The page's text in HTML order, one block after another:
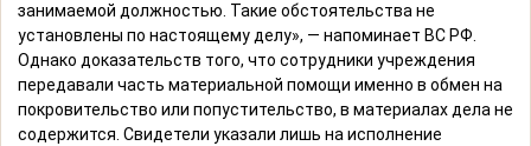
занимаемой должностью. Такие обстоятельства не
установлены по настоящему делу», — напоминает ВС РФ.
Однако доказательств того, что сотрудники учреждения
передавали часть материальной помощи именно в обмен на
покровительство или попустительство, в материалах дела не
содержится. Свидетели указали лишь на исполнение